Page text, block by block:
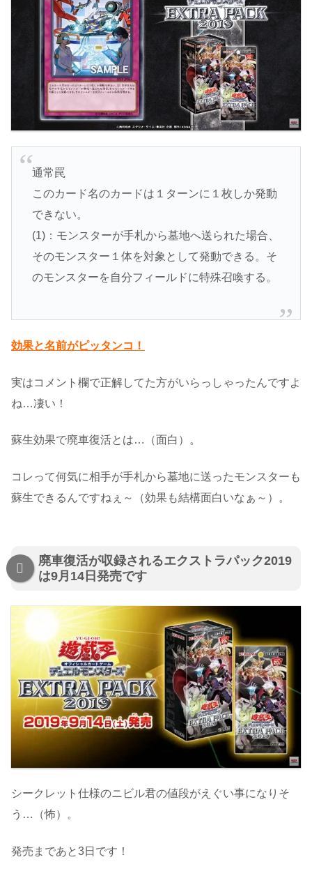
通常罠
このカード名のカードは１ターンに１枚しか発動
できない。
(1)：モンスターが手札から墓地へ送られた場合、
そのモンスター１体を対象として発動できる。そ
のモンスターを自分フィールドに特殊召喚する。
効果と名前がピッタンコ！
実はコメント欄で正解してた方がいらっしゃったんですよ
ね…凄い！
蘇生効果で廃車復活とは…（面白）。
コレって何気に相手が手札から墓地に送ったモンスターも
蘇生できるんですねぇ～（効果も結構面白いなぁ～）。
廃車復活が収録されるエクストラパック2019
は9月14日発売です
シークレット仕様のニビル君の値段がえぐい事になりそ
う…（怖）。
発売まであと3日です！